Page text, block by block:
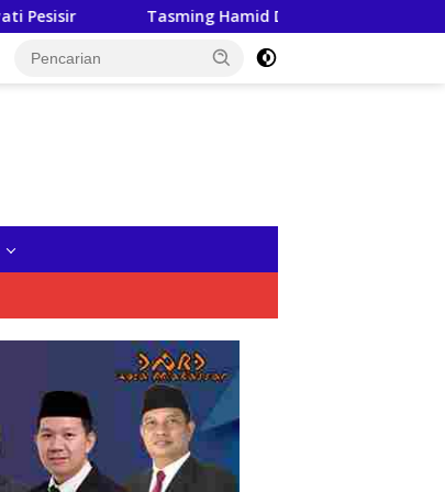
Tasming Hamid Dorong Peningkatan Literasi